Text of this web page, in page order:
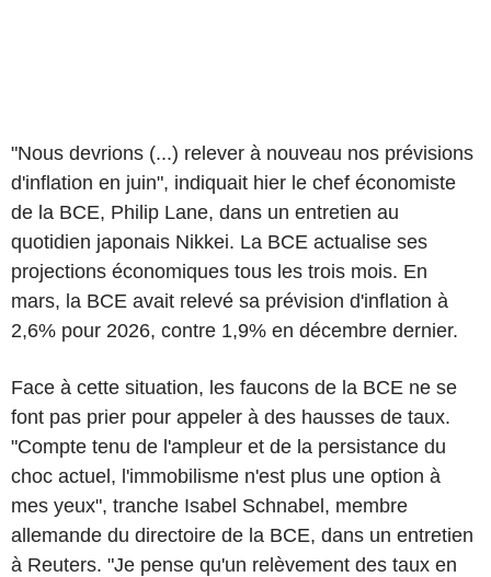
"Nous devrions (...) relever à nouveau nos prévisions
d'inflation en juin", indiquait hier le chef économiste
de la BCE, Philip Lane, dans un entretien au
quotidien japonais Nikkei. La BCE actualise ses
projections économiques tous les trois mois. En
mars, la BCE avait relevé sa prévision d'inflation à
2,6% pour 2026, contre 1,9% en décembre dernier.
Face à cette situation, les faucons de la BCE ne se
font pas prier pour appeler à des hausses de taux.
"Compte tenu de l'ampleur et de la persistance du
choc actuel, l'immobilisme n'est plus une option à
mes yeux", tranche Isabel Schnabel, membre
allemande du directoire de la BCE, dans un entretien
à Reuters. "Je pense qu'un relèvement des taux en